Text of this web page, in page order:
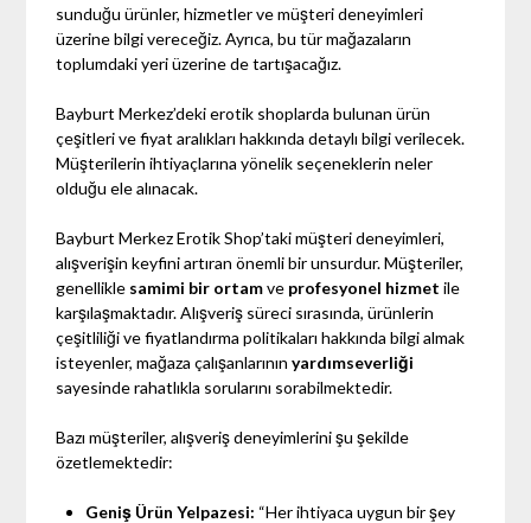
sunduğu ürünler, hizmetler ve müşteri deneyimleri
üzerine bilgi vereceğiz. Ayrıca, bu tür mağazaların
toplumdaki yeri üzerine de tartışacağız.
Bayburt Merkez’deki erotik shoplarda bulunan ürün
çeşitleri ve fiyat aralıkları hakkında detaylı bilgi verilecek.
Müşterilerin ihtiyaçlarına yönelik seçeneklerin neler
olduğu ele alınacak.
Bayburt Merkez Erotik Shop’taki müşteri deneyimleri,
alışverişin keyfini artıran önemli bir unsurdur. Müşteriler,
genellikle samimi bir ortamve profesyonel hizmet ile
karşılaşmaktadır. Alışveriş süreci sırasında, ürünlerin
çeşitliliği ve fiyatlandırma politikaları hakkında bilgi almak
isteyenler, mağaza çalışanlarınınyardımseverliği
sayesinde rahatlıkla sorularını sorabilmektedir.
Bazı müşteriler, alışveriş deneyimlerini şu şekilde
özetlemektedir:
Geniş Ürün Yelpazesi: “Her ihtiyaca uygun bir şey